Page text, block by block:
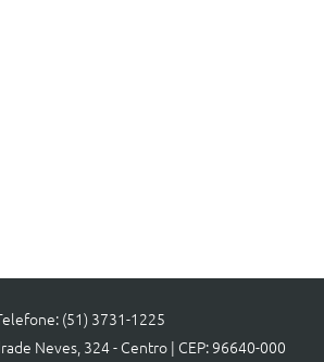
(51) 3731-1225
Neves, 324 - Centro | CEP: 96640-000